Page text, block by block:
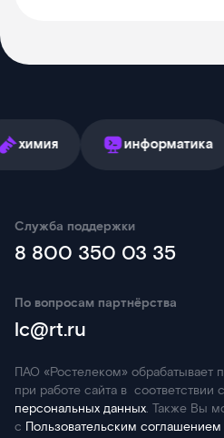
информатика
Служба поддержки
8 800 350 03 35
По вопросам партнёрства
lc@rt.ru
ПАО «Ростелеком» обрабатывает
при работе сайта в соответствии с
персональных данных. Также Вы
с Пользовательским соглашением